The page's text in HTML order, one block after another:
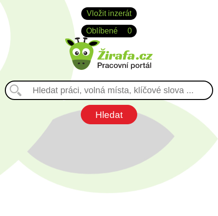
Vložit inzerát
Oblíbené 0